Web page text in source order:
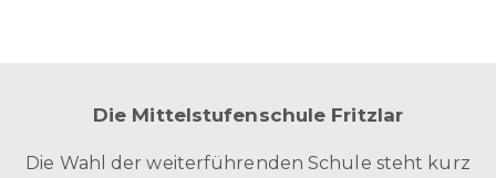
Die Mittelstufenschule Fritzlar
Die Wahl der weiterführenden Schule steht kurz